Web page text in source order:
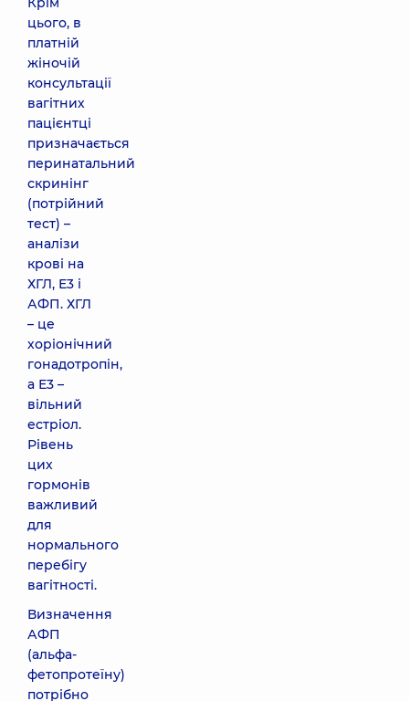
цього, в
платній
жіночій
консультації
вагітних
пацієнтці
призначається
перинатальний
скринінг
(потрійний
тест) –
аналізи
крові на
ХГЛ, Е3 і
АФП. ХГЛ
– це
хоріонічний
гонадотропін,
а Е3 –
вільний
естріол.
Рівень
цих
гормонів
важливий
для
нормального
перебігу
вагітності.
Визначення
АФП
(альфа-
фетопротеїну)
потрібно